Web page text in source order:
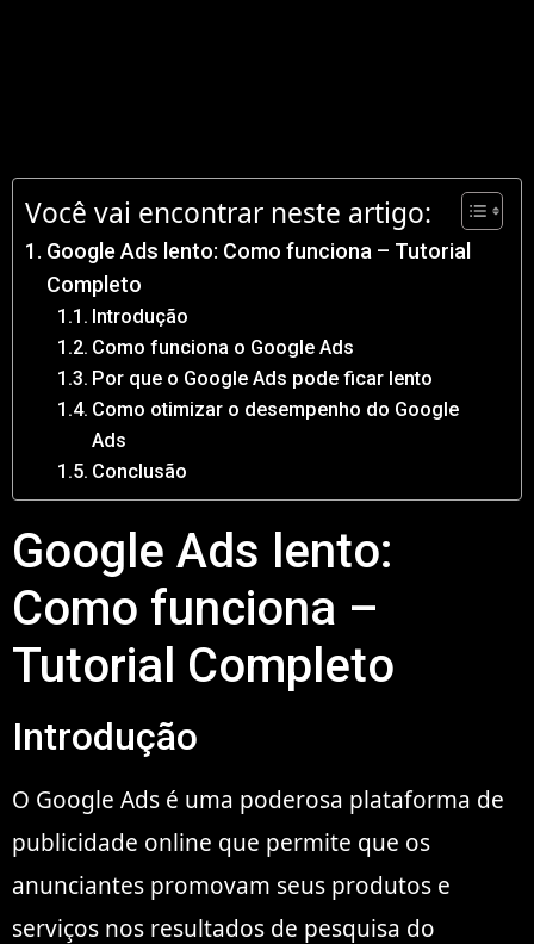
Você vai encontrar neste artigo:
Google Ads lento: Como funciona – Tutorial
Completo
Introdução
Como funciona o Google Ads
Por que o Google Ads pode ficar lento
Como otimizar o desempenho do Google
Ads
Conclusão
Google Ads lento:
Como funciona –
Tutorial Completo
Introdução
O Google Ads é uma poderosa plataforma de
publicidade online que permite que os
anunciantes promovam seus produtos e
serviços nos resultados de pesquisa do